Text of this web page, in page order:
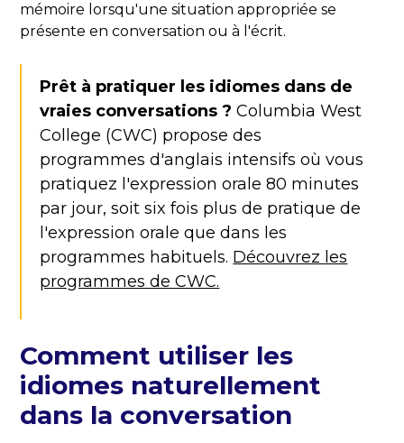
mémoire lorsqu'une situation appropriée se
présente en conversation ou à l'écrit.
Prêt à pratiquer les idiomes dans de
vraies conversations ? Columbia West
College (CWC) propose des
programmes d'anglais intensifs où vous
pratiquez l'expression orale 80 minutes
par jour, soit six fois plus de pratique de
l'expression orale que dans les
programmes habituels. Découvrez les
programmes de CWC.
Comment utiliser les
idiomes naturellement
dans la conversation